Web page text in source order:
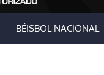
BÉISBOL NACIONAL